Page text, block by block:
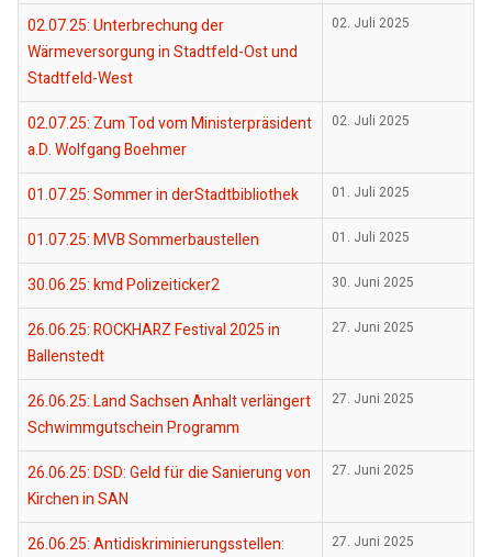
02.07.25: Unterbrechung der
Wärmeversorgung in Stadtfeld-Ost und
Stadtfeld-West
02. Juli 2025
02.07.25: Zum Tod vom Ministerpräsident
a.D. Wolfgang Boehmer
02. Juli 2025
01.07.25: Sommer in derStadtbibliothek 01. Juli 2025
01.07.25: MVB Sommerbaustellen 01. Juli 2025
30.06.25: kmd Polizeiticker2 30. Juni 2025
26.06.25: ROCKHARZ Festival 2025 in
Ballenstedt
27. Juni 2025
26.06.25: Land Sachsen Anhalt verlängert
Schwimmgutschein Programm
27. Juni 2025
26.06.25: DSD: Geld für die Sanierung von
Kirchen in SAN
27. Juni 2025
26.06.25: Antidiskriminierungsstellen:
27. Juni 2025